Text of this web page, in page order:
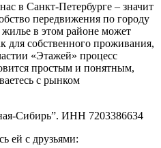
в Санкт-Петербурге – значит
передвижения по городу
в этом районе может
для собственного проживания,
«Этажей» процесс
простым и понятным,
с рынком
Сибирь”. ИНН 7203386634
ей с друзьями: